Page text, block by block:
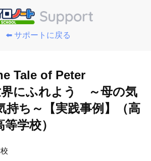
⬅️ サポートに戻る
Tale of Peter
にふれよう ～母の気
持ち～【実践事例】（高
学校）